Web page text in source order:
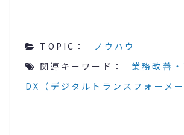
TOPIC：
ノウハウ
関連キーワード：
業務改善
DX（デジタルトランスフォーメー